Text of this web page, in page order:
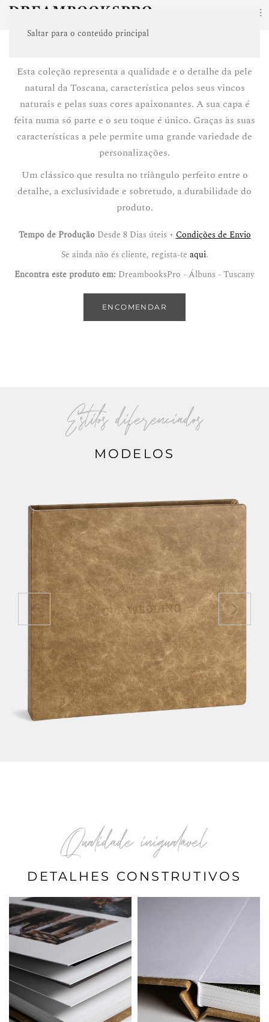
Saltar para o conteúdo principal
TUSCANY
Esta coleção representa a qualidade e o detalhe da pele
natural da Toscana, característica pelos seus vincos
naturais e pelas suas cores apaixonantes. A sua capa é
feita numa só parte e o seu toque é único. Graças às suas
características a pele permite uma grande variedade de
personalizações.
Um clássico que resulta no triângulo perfeito entre o
detalhe, a exclusividade e sobretudo, a durabilidade do
produto.
Tempo de ProduçãoDesde 8 Dias úteis + Condições de Envio
Se ainda não és cliente, regista-te aqui.
Encontra este produto em: DreambooksPro - Álbuns - Tuscany
ENCOMENDAR
Estilos diferenciados
MODELOS
Qualidade inigualável
DETALHES CONSTRUTIVOS
≡